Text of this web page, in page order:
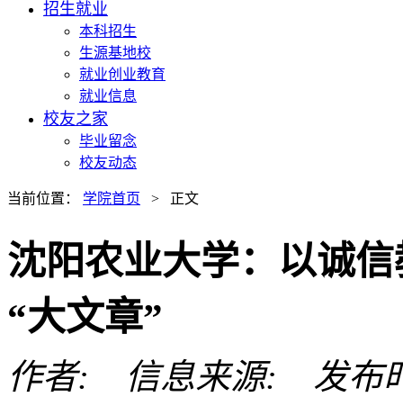
招生就业
本科招生
生源基地校
就业创业教育
就业信息
校友之家
毕业留念
校友动态
当前位置： 学院首页 > 正文
沈阳农业大学：以诚
“大文章”
作者: 信息来源: 发布